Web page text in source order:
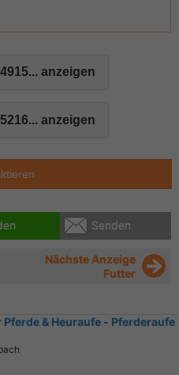
anzeigen
anzeigen
Senden
Nächste Anzeige
Futter
& Heuraufe - Pferderaufe